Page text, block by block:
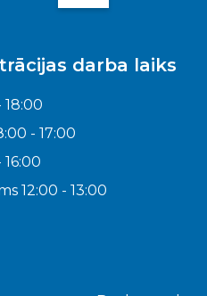
darba laiks
18:00
- 17:00
16:00
12:00 - 13:00